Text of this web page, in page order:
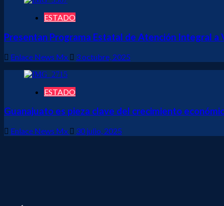
ESTADO
Presentan Programa Estatal de Atención Integral
Enlace News Mx 3 octubre, 2025
ESTADO
Guanajuato es pieza clave del crecimiento
Enlace News Mx 30 julio, 2025